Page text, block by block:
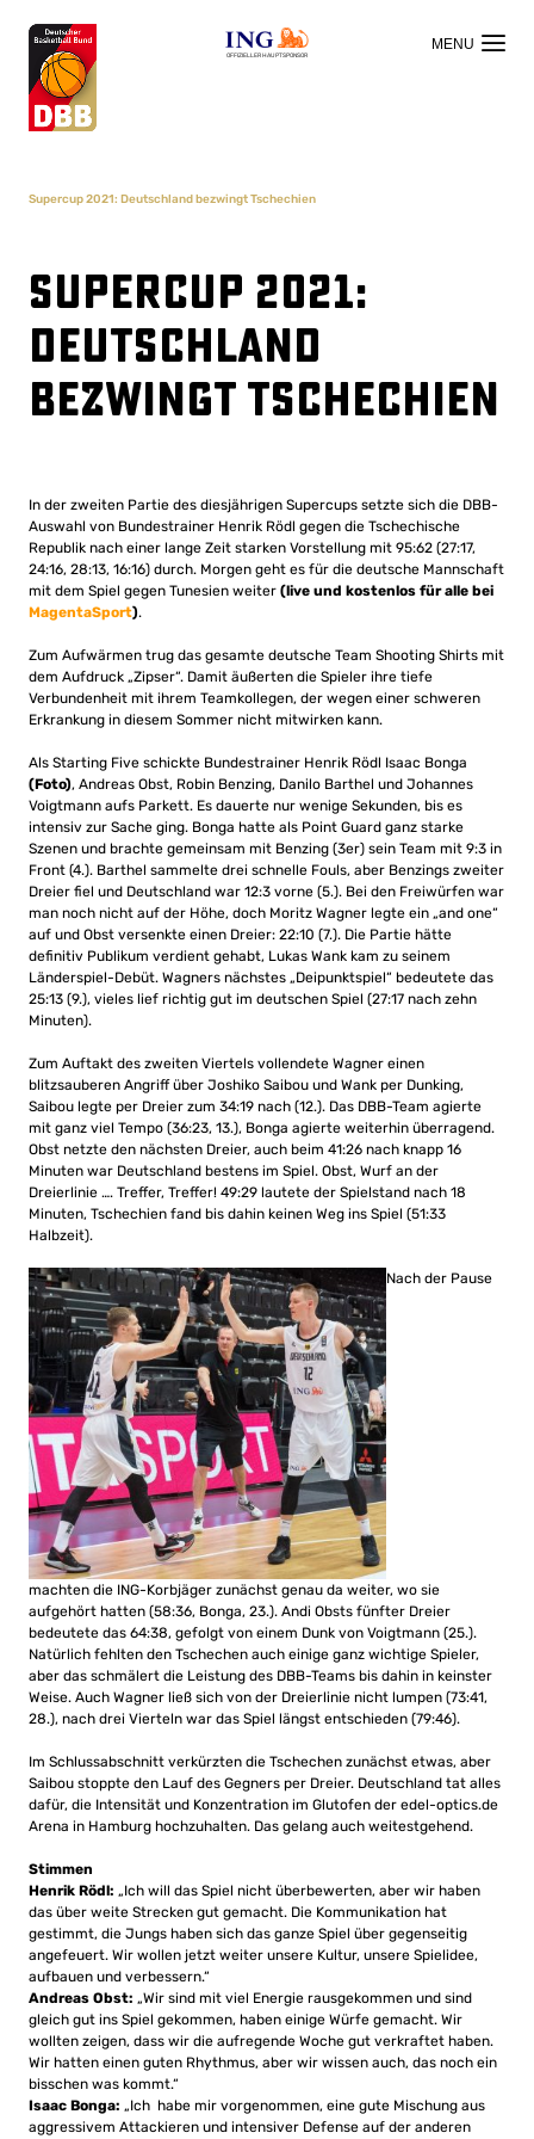
OFFIZIELLER HAUPTSPONSOR
Supercup 2021: Deutschland bezwingt Tschechien
Supercup 2021:
Deutschland
bezwingt Tschechien
In der zweiten Partie des diesjährigen Supercups setzte sich die DBB-
Auswahl von Bundestrainer Henrik Rödl gegen die Tschechische
Republik nach einer lange Zeit starken Vorstellung mit 95:62 (27:17,
24:16, 28:13, 16:16) durch. Morgen geht es für die deutsche Mannschaft
mit dem Spiel gegen Tunesien weiter (live und kostenlos für alle bei
MagentaSport).
Zum Aufwärmen trug das gesamte deutsche Team Shooting Shirts mit
dem Aufdruck „Zipser“. Damit äußerten die Spieler ihre tiefe
Verbundenheit mit ihrem Teamkollegen, der wegen einer schweren
Erkrankung in diesem Sommer nicht mitwirken kann.
Als Starting Five schickte Bundestrainer Henrik Rödl Isaac Bonga
(Foto), Andreas Obst, Robin Benzing, Danilo Barthel und Johannes
Voigtmann aufs Parkett. Es dauerte nur wenige Sekunden, bis es
intensiv zur Sache ging. Bonga hatte als Point Guard ganz starke
Szenen und brachte gemeinsam mit Benzing (3er) sein Team mit 9:3 in
Front (4.). Barthel sammelte drei schnelle Fouls, aber Benzings zweiter
Dreier fiel und Deutschland war 12:3 vorne (5.). Bei den Freiwürfen war
man noch nicht auf der Höhe, doch Moritz Wagner legte ein „and one“
auf und Obst versenkte einen Dreier: 22:10 (7.). Die Partie hätte
definitiv Publikum verdient gehabt, Lukas Wank kam zu seinem
Länderspiel-Debüt. Wagners nächstes „Deipunktspiel“ bedeutete das
25:13 (9.), vieles lief richtig gut im deutschen Spiel (27:17 nach zehn
Minuten).
Zum Auftakt des zweiten Viertels vollendete Wagner einen
blitzsauberen Angriff über Joshiko Saibou und Wank per Dunking,
Saibou legte per Dreier zum 34:19 nach (12.). Das DBB-Team agierte
mit ganz viel Tempo (36:23, 13.), Bonga agierte weiterhin überragend.
Obst netzte den nächsten Dreier, auch beim 41:26 nach knapp 16
Minuten war Deutschland bestens im Spiel. Obst, Wurf an der
Dreierlinie …. Treffer, Treffer! 49:29 lautete der Spielstand nach 18
Minuten, Tschechien fand bis dahin keinen Weg ins Spiel (51:33
Halbzeit).
Nach der Pause
machten die ING-Korbjäger zunächst genau da weiter, wo sie
aufgehört hatten (58:36, Bonga, 23.). Andi Obsts fünfter Dreier
bedeutete das 64:38, gefolgt von einem Dunk von Voigtmann (25.).
Natürlich fehlten den Tschechen auch einige ganz wichtige Spieler,
aber das schmälert die Leistung des DBB-Teams bis dahin in keinster
Weise. Auch Wagner ließ sich von der Dreierlinie nicht lumpen (73:41,
28.), nach drei Vierteln war das Spiel längst entschieden (79:46).
Im Schlussabschnitt verkürzten die Tschechen zunächst etwas, aber
Saibou stoppte den Lauf des Gegners per Dreier. Deutschland tat alles
dafür, die Intensität und Konzentration im Glutofen der edel-optics.de
Arena in Hamburg hochzuhalten. Das gelang auch weitestgehend.
Stimmen
Henrik Rödl: „Ich will das Spiel nicht überbewerten, aber wir haben
das über weite Strecken gut gemacht. Die Kommunikation hat
gestimmt, die Jungs haben sich das ganze Spiel über gegenseitig
angefeuert. Wir wollen jetzt weiter unsere Kultur, unsere Spielidee,
aufbauen und verbessern.“
Andreas Obst: „Wir sind mit viel Energie rausgekommen und sind
gleich gut ins Spiel gekommen, haben einige Würfe gemacht. Wir
wollten zeigen, dass wir die aufregende Woche gut verkraftet haben.
Wir hatten einen guten Rhythmus, aber wir wissen auch, das noch ein
bisschen was kommt.“
Isaac Bonga: „Ich habe mir vorgenommen, eine gute Mischung aus
aggressivem Attackieren und intensiver Defense auf der anderen